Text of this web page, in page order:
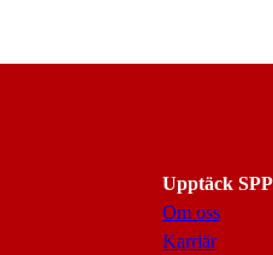
Upptäck SPP
Om oss
Karriär